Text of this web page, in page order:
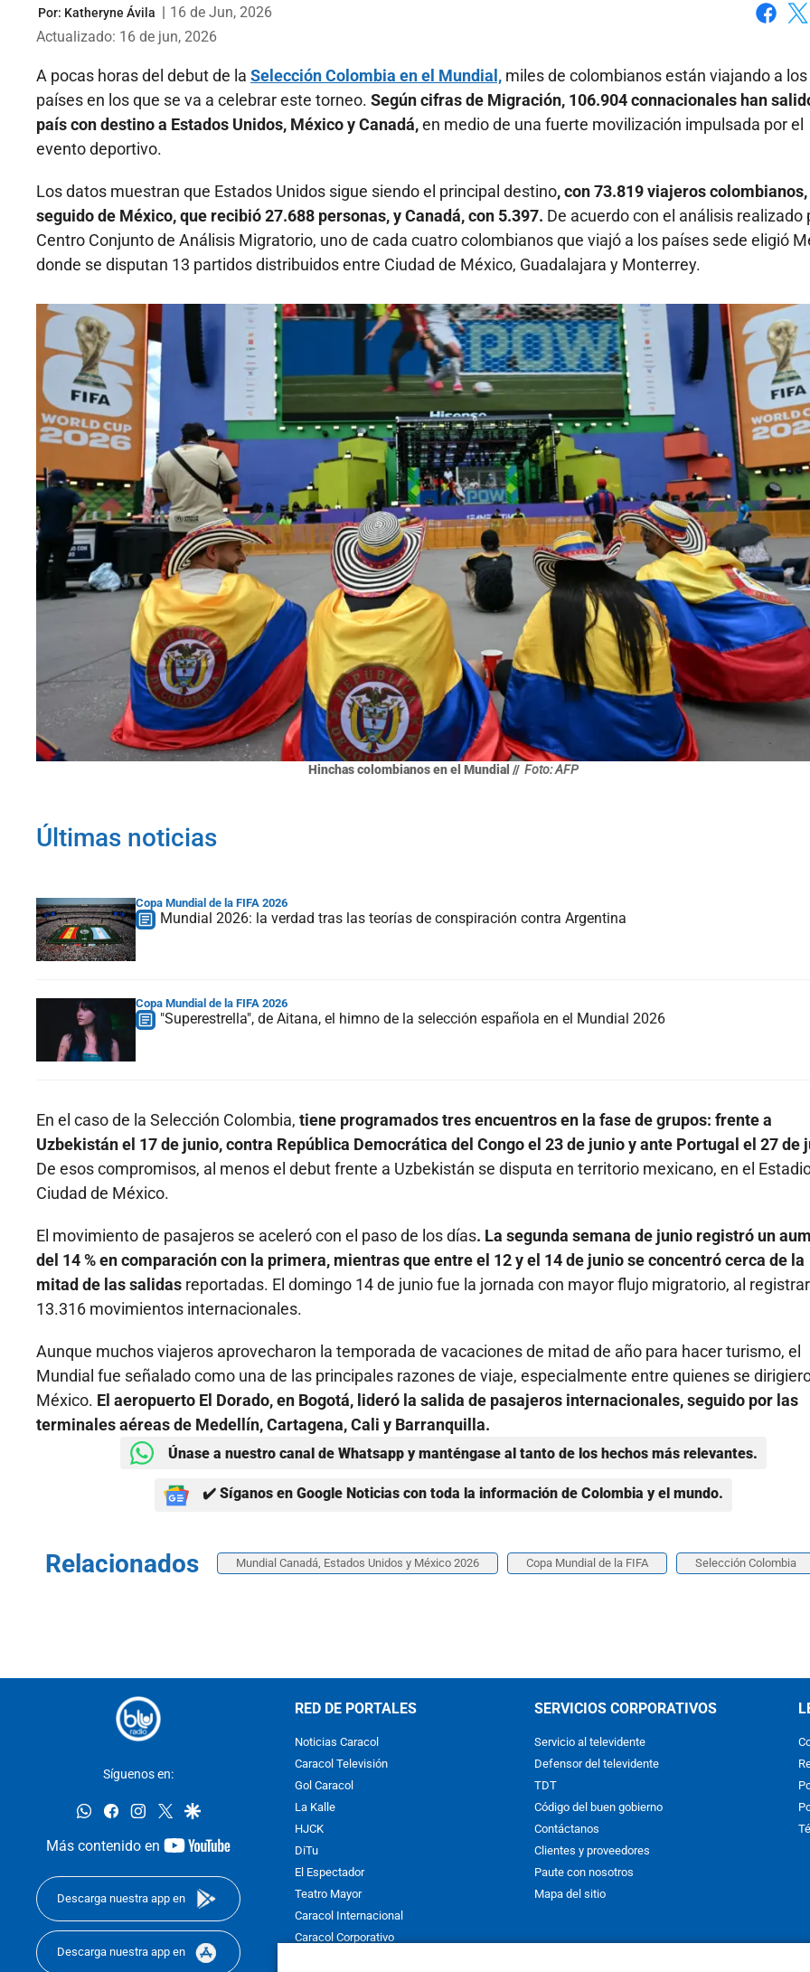
Por: Katheryne Ávila
16 de Jun, 2026
Actualizado: 16 de jun, 2026
A pocas horas del debut de la Selección Colombia en el Mundial, miles de colombianos están viajando a
países en los que se va a celebrar este torneo. Según cifras de Migración, 106.904 connacionales han
país con destino a Estados Unidos, México y Canadá,en medio de una fuerte movilización impulsada por el
evento deportivo.
Los datos muestran que Estados Unidos sigue siendo el principal destino, con 73.819 viajeros colombianos,
seguido de México, que recibió 27.688 personas, y Canadá, con 5.397. De acuerdo con el análisis realizado
Centro Conjunto de Análisis Migratorio, uno de cada cuatro colombianos que viajó a los países sede eligió
donde se disputan 13 partidos distribuidos entre Ciudad de México, Guadalajara y Monterrey.
Hinchas colombianos en el Mundial // Foto: AFP
Últimas noticias
Copa Mundial de la FIFA 2026
Mundial 2026: la verdad tras las teorías de conspiración contra Argentina
Copa Mundial de la FIFA 2026
"Superestrella", de Aitana, el himno de la selección española en el Mundial 2026
En el caso de la Selección Colombia, tiene programados tres encuentros en la fase de grupos: frente a
Uzbekistán el 17 de junio, contra República Democrática del Congo el 23 de junio y ante Portugal el 27 de
De esos compromisos, al menos el debut frente a Uzbekistán se disputa en territorio mexicano, en el
Ciudad de México.
El movimiento de pasajeros se aceleró con el paso de los días. La segunda semana de junio registró un
del 14 % en comparación con la primera, mientras que entre el 12 y el 14 de junio se concentró cerca de la
mitad de las salidas reportadas. El domingo 14 de junio fue la jornada con mayor flujo migratorio, al registrar
13.316 movimientos internacionales.
Aunque muchos viajeros aprovecharon la temporada de vacaciones de mitad de año para hacer turismo, el
Mundial fue señalado como una de las principales razones de viaje, especialmente entre quienes se
México. El aeropuerto El Dorado, en Bogotá, lideró la salida de pasajeros internacionales, seguido por las
terminales aéreas de Medellín, Cartagena, Cali y Barranquilla.
Únase a nuestro canal de Whatsapp y manténgase al tanto de los hechos más relevantes.
✔️ Síganos en Google Noticias con toda la información de Colombia y el mundo.
Relacionados Mundial Canadá, Estados Unidos y México 2026 Copa Mundial de la FIFA Selección Colombia
Síguenos en:
whatsappfacebookinstagram
twittergoogle
Más contenido en
youtube-
Descarga nuestra app en
Descarga nuestra app en
RED DE PORTALES
Noticias Caracol
Caracol Televisión
Gol Caracol
La Kalle
HJCK
DiTu
El Espectador
Teatro Mayor
Caracol Internacional
Caracol Corporativo
SERVICIOS CORPORATIVOS
Servicio al televidente
Defensor del televidente
TDT
Código del buen gobierno
Contáctanos
Clientes y proveedores
Paute con nosotros
Mapa del sitio